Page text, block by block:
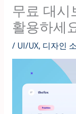
무료 대시
활용하세
/ UI/UX, 디자인